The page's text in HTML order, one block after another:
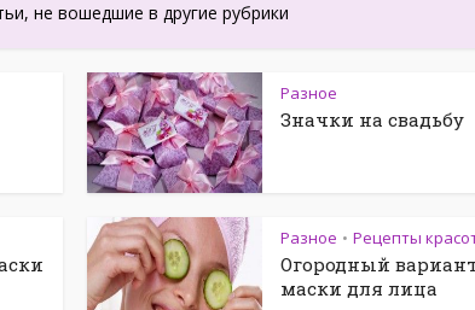
не вошедшие в другие рубрики
Разное
Значки на свадьбу
Разное • Рецепты
Огородный
маски для лица